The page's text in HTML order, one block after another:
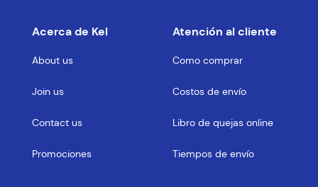
Acerca de Kel
About us
Join us
Contact us
Promociones
Atención al cliente
Como comprar
Costos de envío
Libro de quejas online
Tiempos de envío